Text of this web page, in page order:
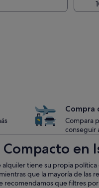
Compra
Compara
conseguir
en
tiene su propia política
que la mayoría de las
recomendamos que filtres